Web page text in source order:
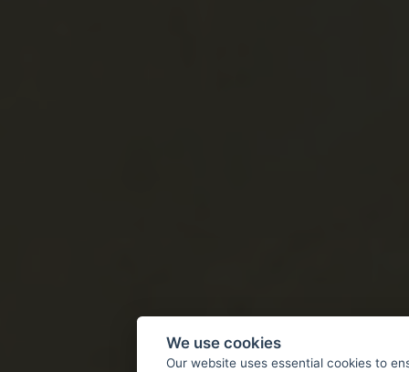
We use cookies
Our website uses essential cookies to